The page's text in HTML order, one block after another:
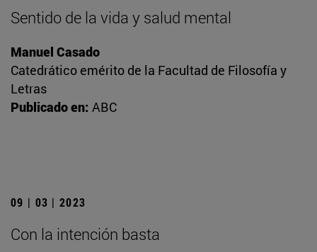
Sentido de la vida y salud mental
Manuel Casado
Catedrático emérito de la Facultad de Filosofía y
Letras
Publicado en: ABC
09 | 03 | 2023
Con la intención basta